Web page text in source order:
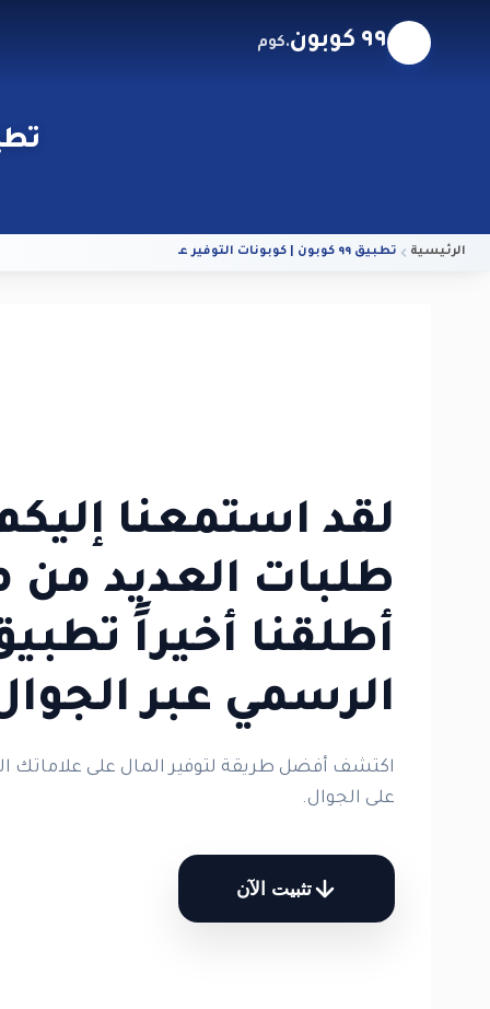
٩٩ كوبون .كوم
تطبيق ٩٩ كوبون |
الرئيسية تطبيق ٩٩ كوبون | كوبونات التوفير على هاتفك
لقد استمعنا
طلبات العديد من
الرسمي عبر
اكتشف أفضل طريقة لتوفير المال على علاماتك
على الجوال.
تثبيت الآن